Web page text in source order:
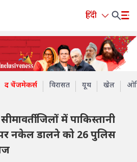
हिंदी
द चेंजमेकर्स विरासत यूथ खेल
जिलों में पाकिस्तानी
नकेल डालने को 26 पुलिस